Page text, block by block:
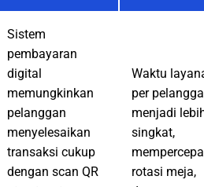
Sistem
pembayaran
digital
memungkinkan
pelanggan
menyelesaikan
transaksi cukup
dengan scan QR
Waktu
per
menjadi
singkat,
rotasi meja,